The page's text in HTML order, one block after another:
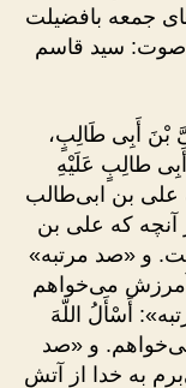
جمعه بافضیلت
سید قاسم
بْنَ أَبِى طَالِبٍ،
طالِبٍ عَلَيْهِ
علی بن ابی‌طالب
آنچه که علی بن
و «صد مرتبه»
آمرزش می‌خواهم
أَسْأَلُ اللّهَ
و «صد
به خدا از آتش